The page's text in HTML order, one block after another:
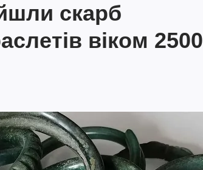
скарб
віком 2500